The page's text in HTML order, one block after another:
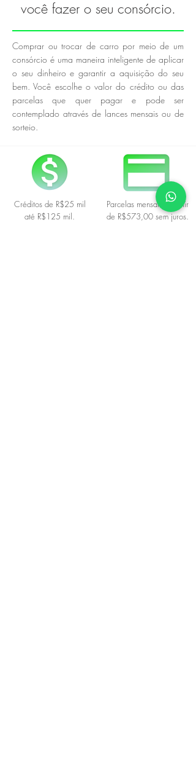
você fazer o seu consórcio.
Comprar ou trocar de carro por meio de um
consórcio é uma maneira inteligente de aplicar
o seu dinheiro e garantir a aquisição do seu
bem. Você escolhe o valor do crédito ou das
parcelas que quer pagar e pode ser
contemplado através de lances mensais ou de
sorteio.
Créditos de R$25 mil
até R$125 mil.
Parcelas mensais a partir
de R$573,00 sem juros.